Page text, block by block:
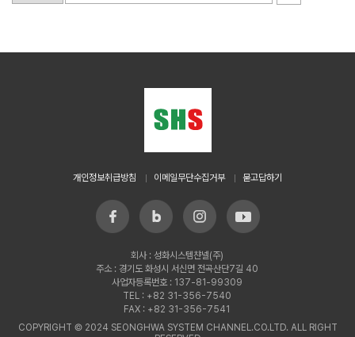
개인정보취급방침 이메일무단수집거부 묻고답하기
회사 : 성화시스템챤넬(주)
주소 : 경기도 화성시 서신면 전곡산단7길 40
사업자등록번호 : 137-81-99309
TEL : +82 31-356-7540
FAX : +82 31-356-7541
COPYRIGHT © 2024 SEONGHWA SYSTEM CHANNEL.CO.LTD. ALL RIGHT